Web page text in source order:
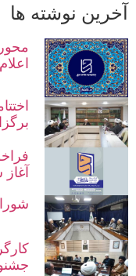
آخرین نوشته ها
آغاز